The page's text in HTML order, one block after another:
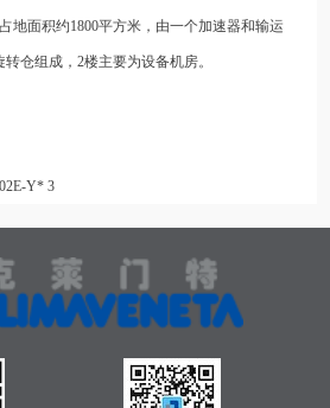
地面积约1800平方米，由一个加速器和输运
仓组成，2楼主要为设备机房。
Y* 3